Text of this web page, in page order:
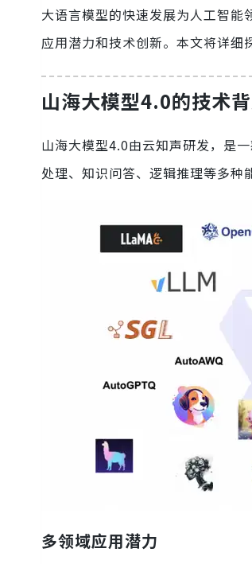
大语言模型的快速发展为人工智
应用潜力和技术创新。本文将详细
山海大模型4.0的技术
山海大模型4.0由云知声研发，是
处理、知识问答、逻辑推理等多种
多领域应用潜力